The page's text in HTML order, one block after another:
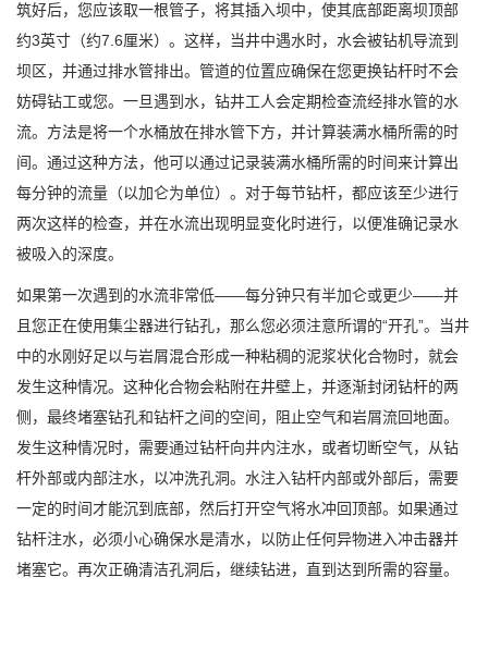
筑好后，您应该取一根管子，将其插入坝中，使其底部距离坝顶部
约3英寸（约7.6厘米）。这样，当井中遇水时，水会被钻机导流到
坝区，并通过排水管排出。管道的位置应确保在您更换钻杆时不会
妨碍钻工或您。一旦遇到水，钻井工人会定期检查流经排水管的水
流。方法是将一个水桶放在排水管下方，并计算装满水桶所需的时
间。通过这种方法，他可以通过记录装满水桶所需的时间来计算出
每分钟的流量（以加仑为单位）。对于每节钻杆，都应该至少进行
两次这样的检查，并在水流出现明显变化时进行，以便准确记录水
被吸入的深度。
如果第一次遇到的水流非常低——每分钟只有半加仑或更少——并
且您正在使用集尘器进行钻孔，那么您必须注意所谓的“开孔”。当井
中的水刚好足以与岩屑混合形成一种粘稠的泥浆状化合物时，就会
发生这种情况。这种化合物会粘附在井壁上，并逐渐封闭钻杆的两
侧，最终堵塞钻孔和钻杆之间的空间，阻止空气和岩屑流回地面。
发生这种情况时，需要通过钻杆向井内注水，或者切断空气，从钻
杆外部或内部注水，以冲洗孔洞。水注入钻杆内部或外部后，需要
一定的时间才能沉到底部，然后打开空气将水冲回顶部。如果通过
钻杆注水，必须小心确保水是清水，以防止任何异物进入冲击器并
堵塞它。再次正确清洁孔洞后，继续钻进，直到达到所需的容量。